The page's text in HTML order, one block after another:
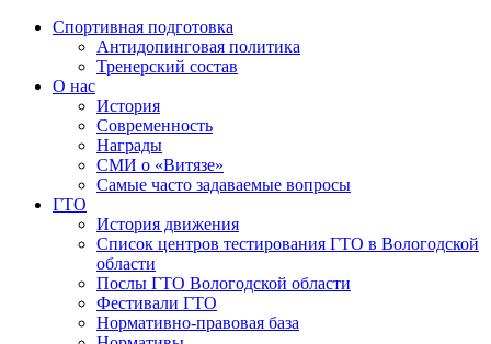
Спортивная подготовка
Антидопинговая политика
Тренерский состав
О нас
История
Современность
Награды
СМИ о «Витязе»
Самые часто задаваемые вопросы
ГТО
История движения
Список центров тестирования ГТО в Вологодской
области
Послы ГТО Вологодской области
Фестивали ГТО
Нормативно-правовая база